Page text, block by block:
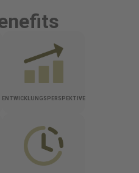
ENTWICKLUNGSPERSPEKTIVE